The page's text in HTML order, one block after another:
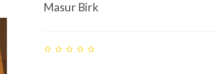
Masur Birk